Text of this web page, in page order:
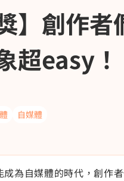
】創作
超easy！
自媒體
成為自媒體的時代，創